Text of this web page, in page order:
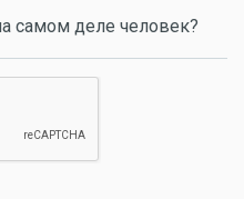
самом деле человек?